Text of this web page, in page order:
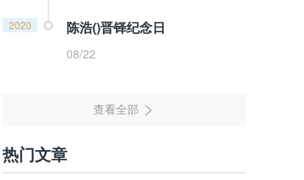
2020 陈浩()晋铎纪念日
08/22
热门文章